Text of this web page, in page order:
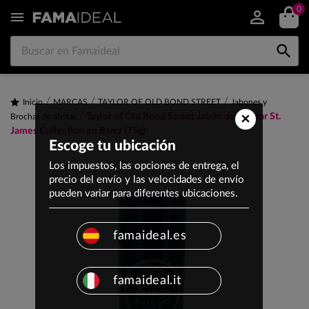
 0

Inicio MARCAS TAYLOR OF OLD BOND STREET
Jabones y
Brochas de afeitar
Taylor of Old Bond Street Jabón de Afeitar St.
James Collection en Barra (75g)
×
Escoge tu ubicación
Los impuestos, las opciones de entrega, el
precio del envío y las velocidades de envío
pueden variar para diferentes ubicaciones.
famaideal.es
famaideal.it